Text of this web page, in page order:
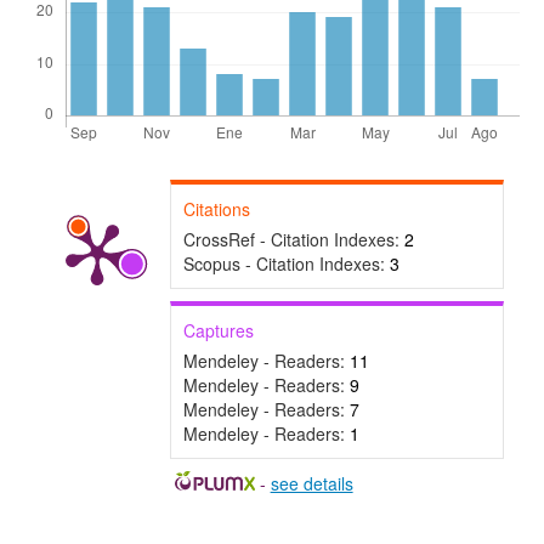
Citations
CrossRef - Citation Indexes: 2
Scopus - Citation Indexes: 3
Captures
Mendeley - Readers: 11
Mendeley - Readers: 9
Mendeley - Readers: 7
Mendeley - Readers: 1
- see details